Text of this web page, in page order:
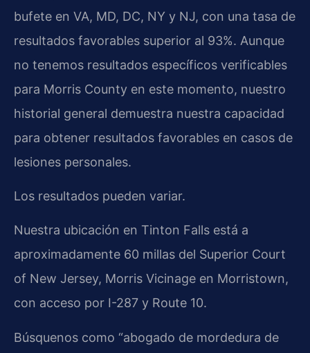
bufete en VA, MD, DC, NY y NJ, con una tasa de
resultados favorables superior al 93%. Aunque
no tenemos resultados específicos verificables
para Morris County en este momento, nuestro
historial general demuestra nuestra capacidad
para obtener resultados favorables en casos de
lesiones personales.
Los resultados pueden variar.
Nuestra ubicación en Tinton Falls está a
aproximadamente 60 millas del Superior Court
of New Jersey, Morris Vicinage en Morristown,
con acceso por I-287 y Route 10.
Búsquenos como “abogado de mordedura de